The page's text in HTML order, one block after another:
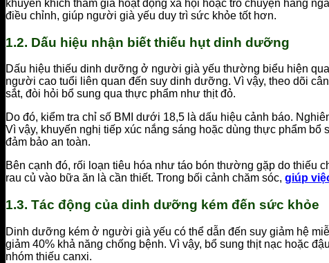
khuyến khích tham gia hoạt động xã hội hoặc trò chuyện hàng
điều chỉnh, giúp người già yếu duy trì sức khỏe tốt hơn.
1.2. Dấu hiệu nhận biết thiếu hụt dinh dưỡng
Dấu hiệu thiếu dinh dưỡng ở người già yếu thường biểu hiện
người cao tuổi liên quan đến suy dinh dưỡng. Vì vậy, theo dõi
sắt, đòi hỏi bổ sung qua thực phẩm như thịt đỏ.
Do đó, kiểm tra chỉ số BMI dưới 18,5 là dấu hiệu cảnh báo.
Vì vậy, khuyến nghị tiếp xúc nắng sáng hoặc dùng thực phẩm bổ
đảm bảo an toàn.
Bên cạnh đó, rối loạn tiêu hóa như táo bón thường gặp do thiếu
rau củ vào bữa ăn là cần thiết. Trong bối cảnh chăm sóc, giúp
1.3. Tác động của dinh dưỡng kém đến sức khỏe
Dinh dưỡng kém ở người già yếu có thể dẫn đến suy giảm hệ
giảm 40% khả năng chống bệnh. Vì vậy, bổ sung thịt nạc hoặc
nhóm thiếu canxi.